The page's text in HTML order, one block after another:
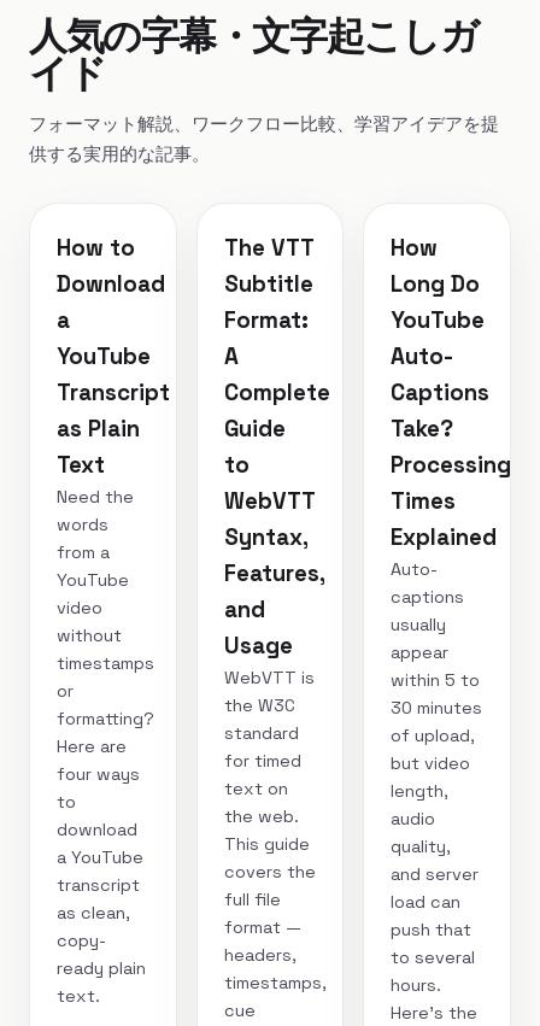
人気の字幕・文字起こしガ
イド
フォーマット解説、ワークフロー比較、学習アイデアを提
供する実用的な記事。
How to
Download
a
YouTube
Transcript
as Plain
Text
Need the
words
from a
YouTube
video
without
timestamps
or
formatting?
Here are
four ways
to
download
a YouTube
transcript
as clean,
copy-
ready plain
text.
The VTT
Subtitle
Format:
A
Complete
Guide
to
WebVTT
Syntax,
Features,
and
Usage
WebVTT is
the W3C
standard
for timed
text on
the web.
This guide
covers the
full file
format —
headers,
timestamps,
cue
How
Long Do
YouTube
Auto-
Captions
Take?
Processing
Times
Explained
Auto-
captions
usually
appear
within 5 to
30 minutes
of upload,
but video
length,
audio
quality,
and server
load can
push that
to several
hours.
Here's the